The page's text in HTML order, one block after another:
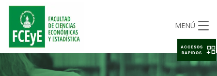
MENÚ
ACCESOS
RAPIDOS